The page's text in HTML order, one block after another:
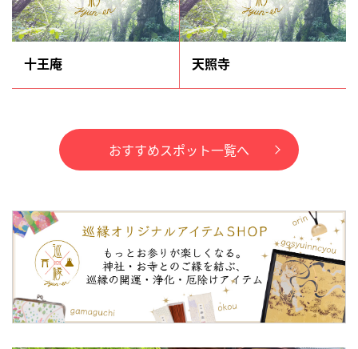
十王庵 天照寺
おすすめスポット一覧へ